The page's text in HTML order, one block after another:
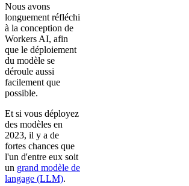
Nous avons
longuement réfléchi
à la conception de
Workers AI, afin
que le déploiement
du modèle se
déroule aussi
facilement que
possible.
Et si vous déployez
des modèles en
2023, il y a de
fortes chances que
l'un d'entre eux soit
un grand modèle de
langage (LLM).